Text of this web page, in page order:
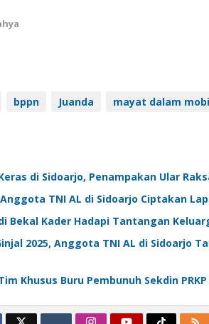
bppn Juanda mayat dalam
di Sidoarjo, Penampakan Ular
TNI AL di Sidoarjo Ciptakan
Bekal Kader Hadapi Tantangan
2025, Anggota TNI AL di Sidoarjo
Khusus Buru Pembunuh Sekdin